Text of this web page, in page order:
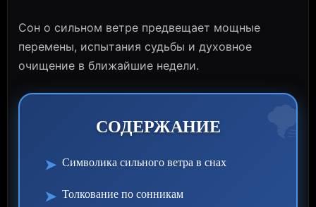
Сон о сильном ветре предвещает мощные
перемены, испытания судьбы и духовное
очищение в ближайшие недели.
🌪️
СОДЕРЖАНИЕ
➤ Символика сильного ветра в снах
➤ Толкование по сонникам